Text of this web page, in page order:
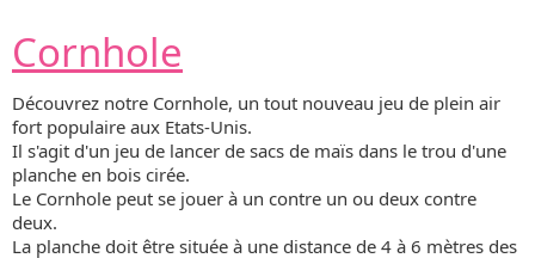
Cornhole
Découvrez notre Cornhole, un tout nouveau jeu de plein air
fort populaire aux Etats-Unis.
Il s'agit d'un jeu de lancer de sacs de maïs dans le trou d'une
planche en bois cirée.
Le Cornhole peut se jouer à un contre un ou deux contre
deux.
La planche doit être située à une distance de 4 à 6 mètres des